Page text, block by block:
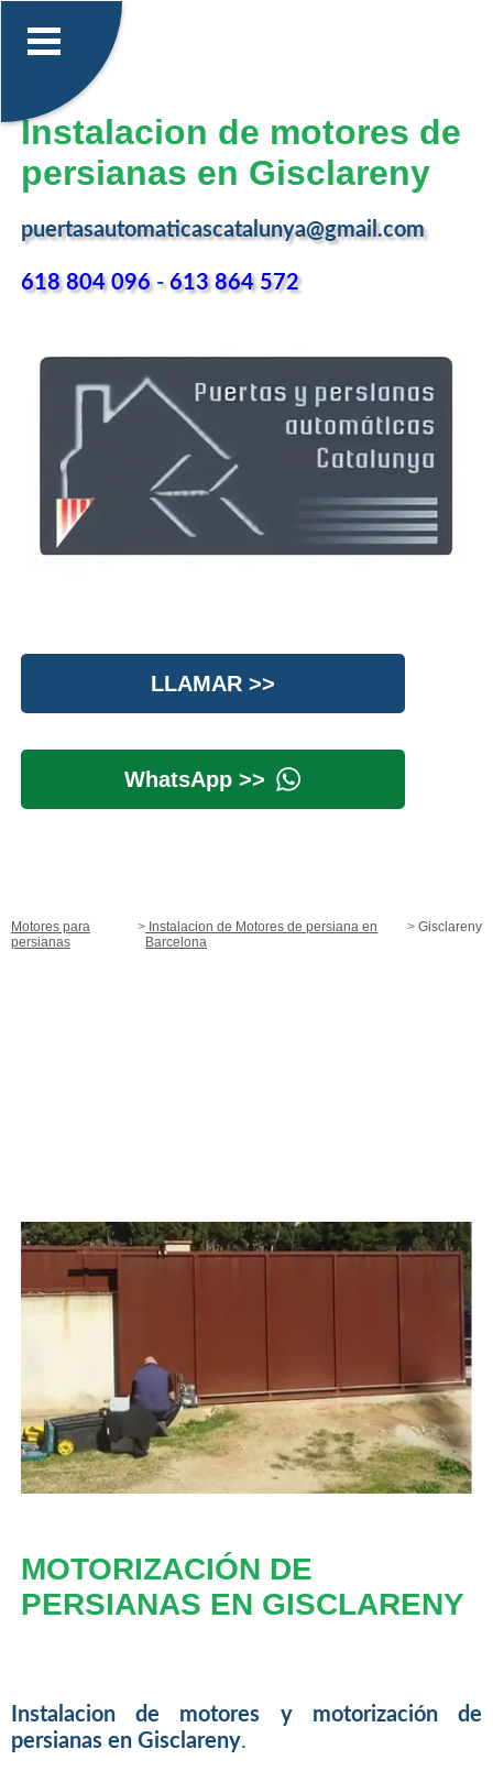
Instalacion de motores de
persianas en Gisclareny
puertasautomaticascatalunya@gmail.com
618 804 096-613 864 572
LLAMAR >>
WhatsApp >>
Motores para
persianas
Instalacion de Motores de persiana en
Barcelona
Gisclareny
MOTORIZACIÓN DE
PERSIANAS EN GISCLARENY
Instalacion de motores y motorización de
persianas en Gisclareny.